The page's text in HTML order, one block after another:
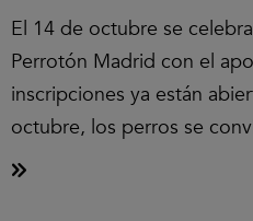
El 14 de octubre se
Perrotón Madrid con el
inscripciones ya están
octubre, los perros se